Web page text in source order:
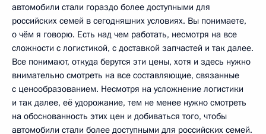
автомобили стали гораздо более доступными для
российских семей в сегодняшних условиях. Вы понимаете,
о чём я говорю. Есть над чем работать, несмотря на все
сложности с логистикой, с доставкой запчастей и так далее.
Все понимают, откуда берутся эти цены, хотя и здесь нужно
внимательно смотреть на все составляющие, связанные
с ценообразованием. Несмотря на усложнение логистики
и так далее, её удорожание, тем не менее нужно смотреть
на обоснованность этих цен и добиваться того, чтобы
автомобили стали более доступными для российских семей.